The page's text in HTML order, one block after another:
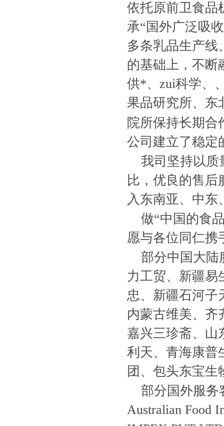
依托原前卫食品
承“国外广泛吸
多条乳品生产线
的基础上，不断
供*、zui科学、
果品研究所、东
院所保持长期合
公司建立了稳定
我司坚持以质
比，优良的售
入东南亚、中
做“中国的食
愿与各位同仁携
部分中国大陆
力工贸、新疆易
忠、新疆石河子
内蒙古维美、齐
嘉兴三珍斋、山
利天、青海康普
团、包头东宝
部分国外服务
Australian Food